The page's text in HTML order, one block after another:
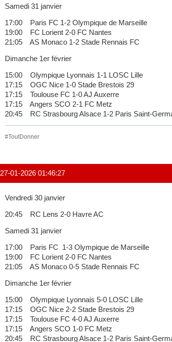
Samedi 31 janvier
17:00 Paris FC 1-2 Olympique de Marseille
19:00 FC Lorient 2-0 FC Nantes
21:05 AS Monaco 1-2 Stade Rennais FC
Dimanche 1er février
15:00 Olympique Lyonnais 1-1 LOSC Lille
17:15 OGC Nice 1-0 Stade Brestois 29
17:15 Toulouse FC 1-0 AJ Auxerre
17:15 Angers SCO 2-1 FC Metz
20:45 RC Strasbourg Alsace 1-2 Paris Saint-
#ToutDonner
27-01-2026 01:46:27
Vendredi 30 janvier
20:45 RC Lens 2-0 Havre AC
Samedi 31 janvier
17:00 Paris FC 1-3 Olympique de Marseille
19:00 FC Lorient 2-0 FC Nantes
21:05 AS Monaco 0-5 Stade Rennais FC
Dimanche 1er février
15:00 Olympique Lyonnais 5-0 LOSC Lille
17:15 OGC Nice 2-2 Stade Brestois 29
17:15 Toulouse FC 4-0 AJ Auxerre
17:15 Angers SCO 1-0 FC Metz
20:45 RC Strasbourg Alsace 1-2 Paris Saint-